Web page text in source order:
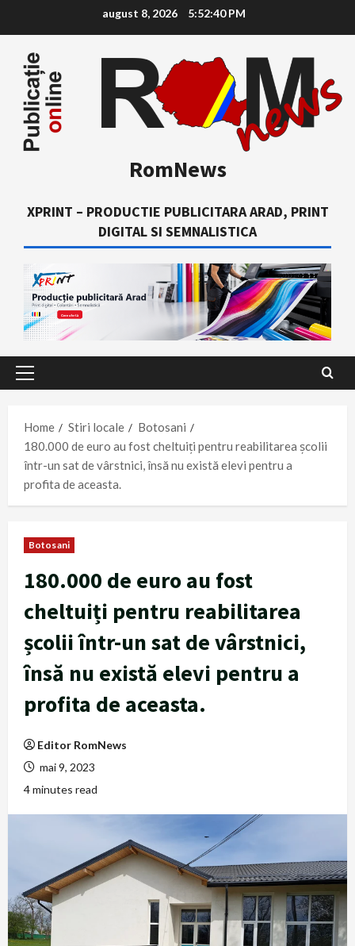
content
august 8, 2026 5:52:41 PM
RomNews
XPRINT – PRODUCTIE PUBLICITARA ARAD, PRINT
DIGITAL SI SEMNALISTICA
Primary
Home
Stiri locale
Botosani
180.000 de euro au fost cheltuiți pentru reabilitarea școlii
într-un sat de vârstnici, însă nu există elevi pentru a
profita de aceasta.
Botosani
180.000 de euro au fost
cheltuiți pentru reabilitarea
școlii într-un sat de vârstnici,
însă nu există elevi pentru a
profita de aceasta.
Editor RomNews
mai 9, 2023
4 minutes read